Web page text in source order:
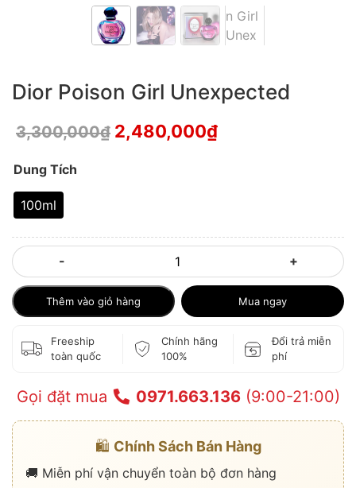
Dior Poison Girl Unexpected
3,300,000₫ 2,480,000₫
Dung Tích
100ml
- +
Thêm vào giỏ hàng Mua ngay
Freeship
toàn quốc
Chính hãng
100%
Đổi trả miễn
phí
Gọi đặt mua 0971.663.136(9:00-21:00)
🛍️ Chính Sách Bán Hàng
🚚 Miễn phí vận chuyển toàn bộ đơn hàng